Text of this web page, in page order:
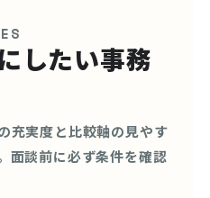
したい事務
充実度と比較軸の見やす
面談前に必ず条件を確認